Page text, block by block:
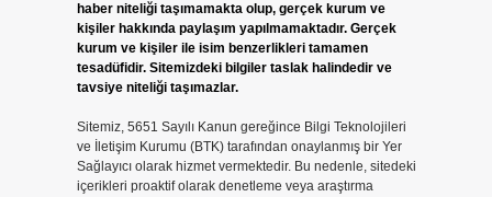
haber niteliği taşımamakta olup, gerçek kurum ve
kişiler hakkında paylaşım yapılmamaktadır. Gerçek
kurum ve kişiler ile isim benzerlikleri tamamen
tesadüfidir. Sitemizdeki bilgiler taslak halindedir ve
tavsiye niteliği taşımazlar.
Sitemiz, 5651 Sayılı Kanun gereğince Bilgi Teknolojileri
ve İletişim Kurumu (BTK) tarafından onaylanmış bir Yer
Sağlayıcı olarak hizmet vermektedir. Bu nedenle, sitedeki
içerikleri proaktif olarak denetleme veya araştırma